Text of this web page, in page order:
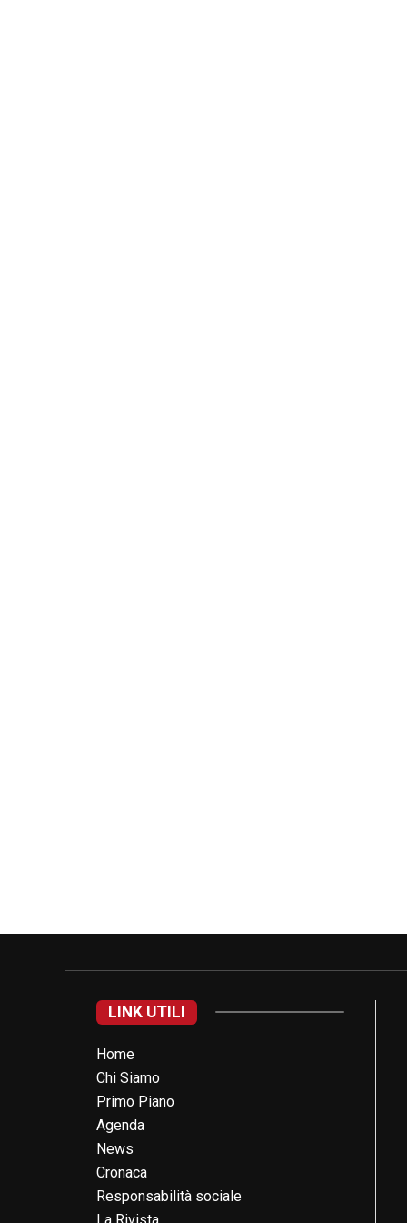
LINK UTILI
Home
Chi Siamo
Primo Piano
Agenda
News
Cronaca
Responsabilità sociale